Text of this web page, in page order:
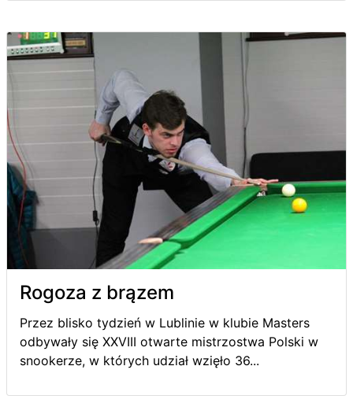
Rogoza z brązem
Przez blisko tydzień w Lublinie w klubie Masters
odbywały się XXVIII otwarte mistrzostwa Polski w
snookerze, w których udział wzięło 36...